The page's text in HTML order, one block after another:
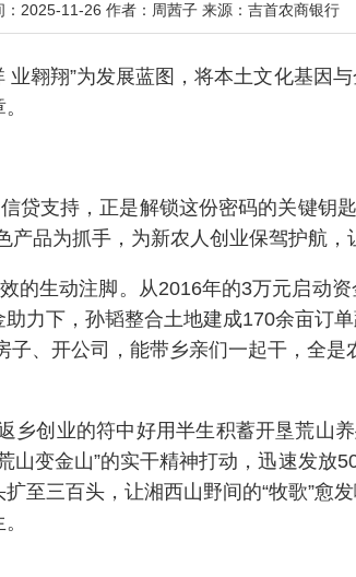
：2025-11-26 作者：周茜子 来源：吉首农商银行
翱翔”为发展蓝图，将本土文化基因
贷支持，正是解锁这份密码的关键钥
产品为抓手，为新农人创业保驾护航
生动注脚。从2016年的3万元启动
力下，孙韬整合土地建成170余亩订
子、开公司，能带乡亲们一起干，全
乡创业的符中好用半生积蓄开垦荒山
变金山”的实干精神打动，迅速发放
至三百头，让湘西山野间的“牧歌”愈